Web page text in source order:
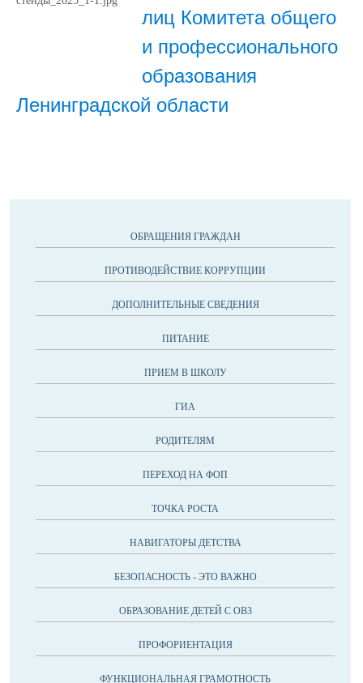
лиц Комитета общего
и профессионального
образования
Ленинградской области
ОБРАЩЕНИЯ ГРАЖДАН
ПРОТИВОДЕЙСТВИЕ КОРРУПЦИИ
ДОПОЛНИТЕЛЬНЫЕ СВЕДЕНИЯ
ПИТАНИЕ
ПРИЕМ В ШКОЛУ
ГИА
РОДИТЕЛЯМ
ПЕРЕХОД НА ФОП
ТОЧКА РОСТА
НАВИГАТОРЫ ДЕТСТВА
БЕЗОПАСНОСТЬ - ЭТО ВАЖНО
ОБРАЗОВАНИЕ ДЕТЕЙ С OB3
ПРОФОРИЕНТАЦИЯ
ФУНКЦИОНАЛЬНАЯ ГРАМОТНОСТЬ